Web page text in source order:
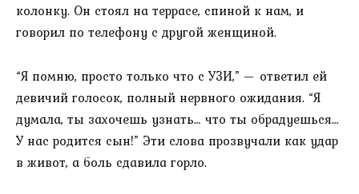
колонку. Он стоял на террасе, спиной к нам, и
говорил по телефону с другой женщиной.
“Я помню, просто только что с УЗИ,” — ответил ей
девичий голосок, полный нервного ожидания. “Я
думала, ты захочешь узнать… что ты обрадуешься…
У нас родится сын!” Эти слова прозвучали как удар
в живот, а боль сдавила горло.